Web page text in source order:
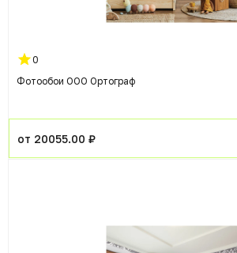
0
Фотообои ООО Ортограф
от 20055.00 ₽